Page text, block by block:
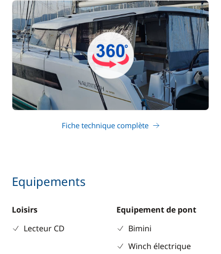
Fiche technique complète
Equipements
Loisirs
Lecteur CD
Equipement de pont
Bimini
Winch électrique